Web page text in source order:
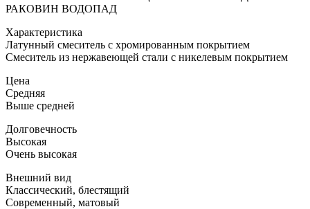
РАКОВИН ВОДОПАД
Характеристика
Латунный смеситель с хромированным покрытием
Смеситель из нержавеющей стали с никелевым покрытием
Цена
Средняя
Выше средней
Долговечность
Высокая
Очень высокая
Внешний вид
Классический, блестящий
Современный, матовый